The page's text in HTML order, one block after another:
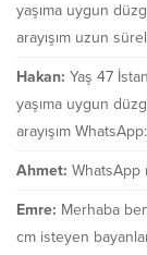
yaşıma uygun
arayışım uzun
Hakan: Yaş 47
yaşıma uygun
arayışım
Ahmet: WhatsApp
Emre: Merhaba
cm isteyen